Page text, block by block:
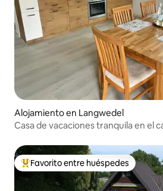
Alojamiento en Langwedel
Casa de vacaciones tranquila en el
Favorito entre huéspedes preferido
Favorito entre huéspedes